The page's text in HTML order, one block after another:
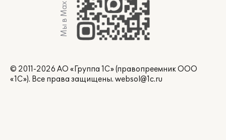
Мы в Max
© 2011-2026 АО «Группа 1С» (правопреемник ООО
«1С»). Все права защищены. websol@1c.ru